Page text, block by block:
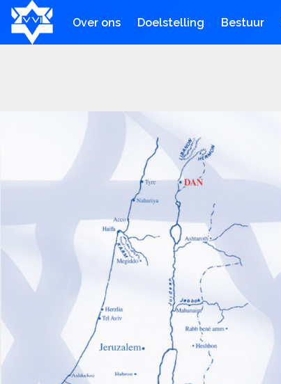
Over ons Doelstelling Bestuur